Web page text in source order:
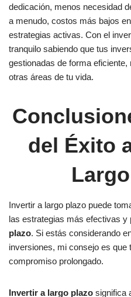
dedicación, menos necesidad
a menudo, costos más bajos
estrategias activas. Con el
tranquilo sabiendo que tus
gestionadas de forma
otras áreas de tu vida.
del Éxito
Invertir a largo plazo puede
las estrategias más efectivas y
plazo. Si estás considerando
inversiones, mi consejo es que
compromiso prolongado.
Invertir a largo plazo significa